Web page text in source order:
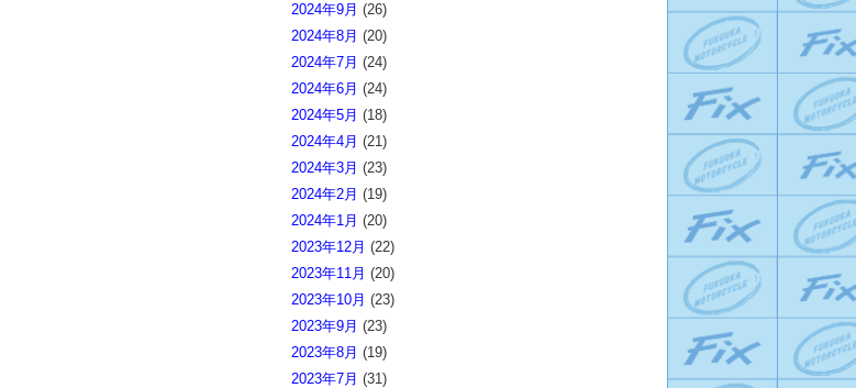
2024年9月 (26)
2024年8月 (20)
2024年7月 (24)
2024年6月 (24)
2024年5月 (18)
2024年4月 (21)
2024年3月 (23)
2024年2月 (19)
2024年1月 (20)
2023年12月 (22)
2023年11月 (20)
2023年10月 (23)
2023年9月 (23)
2023年8月 (19)
2023年7月 (31)